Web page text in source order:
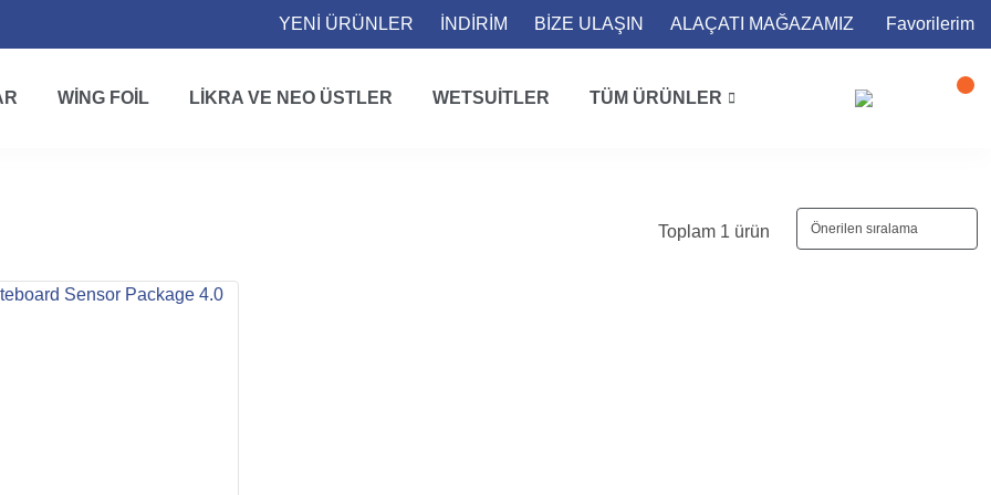
YENİ ÜRÜNLER İNDİRİM BİZE ULAŞIN ALAÇATI MAĞAZAMIZ Favorilerim
WING FOIL LIKRA VE NEO ÜSTLER WETSUITLER TÜM ÜRÜNLER
Toplam 1 ürün